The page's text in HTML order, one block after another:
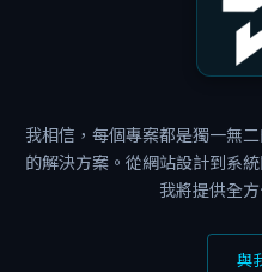
分
享
我相信，每個專案都是獨一無
的解決方案。從網站設計到系
我將提供全
與